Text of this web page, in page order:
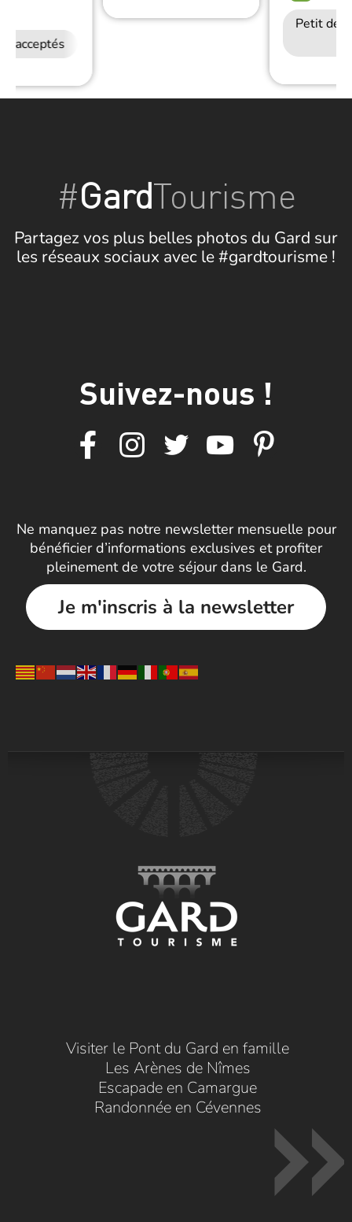
acceptés
Petit
#GardTourisme
Partagez vos plus belles photos du Gard sur
les réseaux sociaux avec le #gardtourisme !
Suivez-nous !
Ne manquez pas notre newsletter mensuelle pour
bénéficier d’informations exclusives et profiter
pleinement de votre séjour dans le Gard.
Je m'inscris à la newsletter
Visiter le Pont du Gard en famille
Les Arènes de Nîmes
Escapade en Camargue
Randonnée en Cévennes